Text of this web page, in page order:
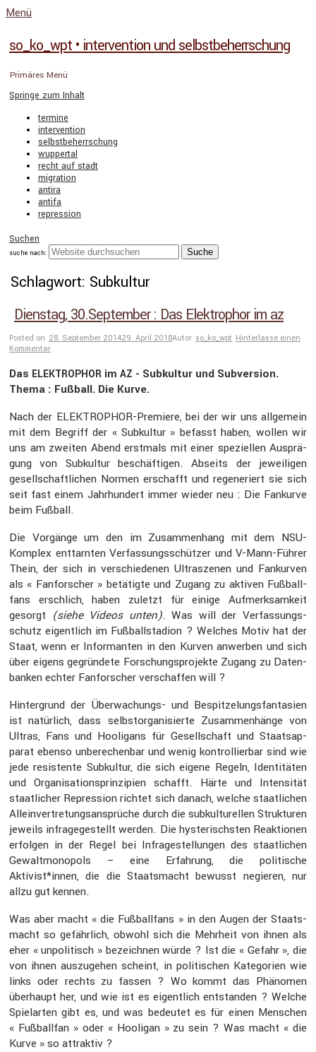
Menü
so_ko_wpt • intervention und selbstbeherrschung
Primäres Menü
Springe zum Inhalt
termine
intervention
selbstbeherrschung
wuppertal
recht auf stadt
migration
antira
antifa
repression
Suchen
suche nach:
Schlagwort: Subkultur
Dienstag, 30.September : Das Elektrophor im az
Posted on 28. September 201429. April 2018Autor so_ko_wpt Hinterlasse einen
Kommentar
Das ELEKTROPHOR im AZ - Subkultur und Subver­sion.
Thema : Fußball. Die Kurve.
Nach der ELEKTRO­PHOR-Premiere, bei der wir uns allge­mein
mit dem Begriff der « Subkultur » befasst haben, wollen wir
uns am zweiten Abend erstmals mit einer spezi­ellen Ausprä­
gung von Subkultur beschäf­tigen. Abseits der jewei­ligen
gesell­schaft­li­chen Normen erschafft und regene­riert sie sich
seit fast einem Jahrhun­dert immer wieder neu : Die Fankurve
beim Fußball.
Die Vorgänge um den im Zusam­men­hang mit dem NSU-
Komplex enttarnten Verfas­sungs­schützer und V-Mann-Führer
Thein, der sich in verschie­denen Ultra­szenen und Fankurven
als « Fanfor­scher » betätigte und Zugang zu aktiven Fußball­
fans erschlich, haben zuletzt für einige Aufmerk­sam­keit
gesorgt (siehe Videos unten). Was will der Verfas­sungs­
schutz eigent­lich im Fußball­sta­dion ? Welches Motiv hat der
Staat, wenn er Infor­manten in den Kurven anwerben und sich
über eigens gegrün­dete Forschungs­pro­jekte Zugang zu Daten­
banken echter Fanfor­scher verschaffen will ?
Hinter­grund der Überwa­chungs- und Bespit­ze­lungs­fan­ta­sien
ist natür­lich, dass selbst­or­ga­ni­sierte Zusam­men­hänge von
Ultras, Fans und Hooli­gans für Gesell­schaft und Staats­ap­
parat ebenso unbere­chenbar und wenig kontrol­lierbar sind wie
jede resis­tente Subkultur, die sich eigene Regeln, Identi­täten
und Organi­sa­ti­ons­prin­zi­pien schafft. Härte und Inten­sität
staat­li­cher Repres­sion richtet sich danach, welche staat­li­chen
Allein­ver­tre­tungs­an­sprüche durch die subkul­tu­rellen Struk­turen
jeweils infra­ge­ge­stellt werden. Die hyste­rischsten Reaktionen
erfolgen in der Regel bei Infra­ge­stel­lungen des staat­li­chen
Gewalt­mo­no­pols – eine Erfah­rung, die politi­sche
Aktivist*innen, die die Staats­macht bewusst negieren, nur
allzu gut kennen.
Was aber macht « die Fußball­fans » in den Augen der Staats­
macht so gefähr­lich, obwohl sich die Mehrheit von ihnen als
eher « unpoli­tisch » bezeichnen würde ? Ist die « Gefahr », die
von ihnen auszu­gehen scheint, in politi­schen Katego­rien wie
links oder rechts zu fassen ? Wo kommt das Phänomen
überhaupt her, und wie ist es eigent­lich entstanden ? Welche
Spiel­arten gibt es, und was bedeutet es für einen Menschen
« Fußballfan » oder « Hooligan » zu sein ? Was macht « die
Kurve » so attraktiv ?